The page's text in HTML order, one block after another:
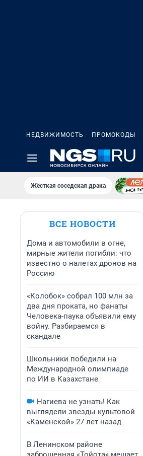
НЕДВИЖИМОСТЬ ПРОМОКОДЫ
Жёсткая соседская драка
ВСЕ НОВОСТИ
Дома и автомобили в огне,
мирные жители погибли: что
известно о налетах дронов на
Россию
«Колобок» собрал 100 млн за
два дня проката, но фанаты
Человека-паука объявили ему
войну. Разбираемся в
скандале
Школьники победили на
Международной олимпиаде
по ИИ в Казахстане
Нагиева не узнать! Как
выглядели звезды культовой
«Каменской» 27 лет назад
В Ленинском районе